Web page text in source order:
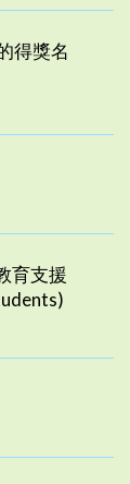
得獎名
育支援